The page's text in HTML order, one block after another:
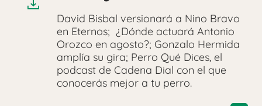
David Bisbal versionará a Nino Bravo
en Eternos; ¿Dónde actuará Antonio
Orozco en agosto?; Gonzalo Hermida
amplía su gira; Perro Qué Dices, el
podcast de Cadena Dial con el que
conocerás mejor a tu perro.